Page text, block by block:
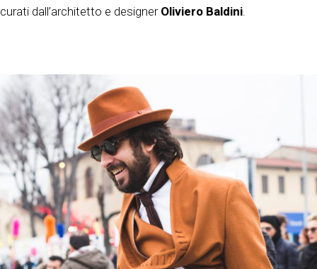
curati dall’architetto e designer Oliviero Baldini.